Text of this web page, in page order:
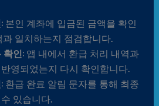
: 본인 계좌에 입금된 금액을 확인
일치하는지 점검합니다.
인: 앱 내에서 환급 처리 내역과
영되었는지 다시 확인합니다.
: 환급 완료 알림 문자를 통해 최종
있습니다.